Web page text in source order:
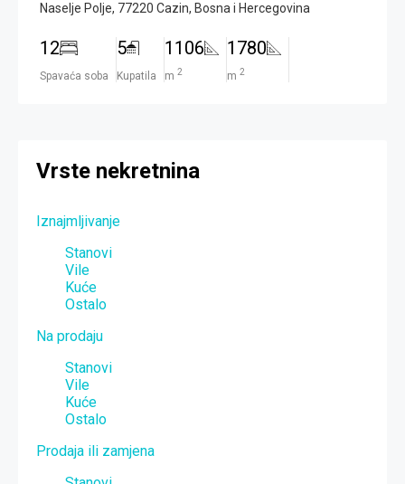
Naselje Polje, 77220 Cazin, Bosna i Hercegovina
12
Spavaća soba
5
Kupatila
1106
m 2
1780
m 2
Vrste nekretnina
Iznajmljivanje
Stanovi
Vile
Kuće
Ostalo
Na prodaju
Stanovi
Vile
Kuće
Ostalo
Prodaja ili zamjena